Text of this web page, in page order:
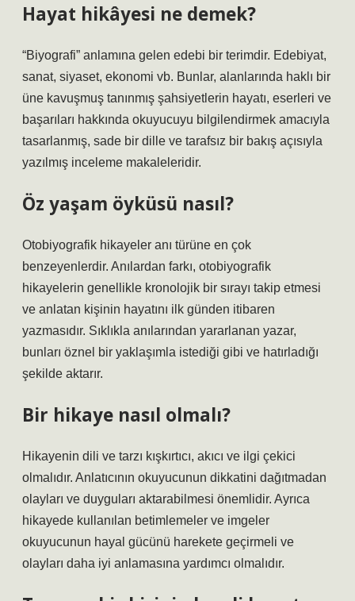
Hayat hikâyesi ne demek?
“Biyografi” anlamına gelen edebi bir terimdir. Edebiyat,
sanat, siyaset, ekonomi vb. Bunlar, alanlarında haklı bir
üne kavuşmuş tanınmış şahsiyetlerin hayatı, eserleri ve
başarıları hakkında okuyucuyu bilgilendirmek amacıyla
tasarlanmış, sade bir dille ve tarafsız bir bakış açısıyla
yazılmış inceleme makaleleridir.
Öz yaşam öyküsü nasıl?
Otobiyografik hikayeler anı türüne en çok
benzeyenlerdir. Anılardan farkı, otobiyografik
hikayelerin genellikle kronolojik bir sırayı takip etmesi
ve anlatan kişinin hayatını ilk günden itibaren
yazmasıdır. Sıklıkla anılarından yararlanan yazar,
bunları öznel bir yaklaşımla istediği gibi ve hatırladığı
şekilde aktarır.
Bir hikaye nasıl olmalı?
Hikayenin dili ve tarzı kışkırtıcı, akıcı ve ilgi çekici
olmalıdır. Anlatıcının okuyucunun dikkatini dağıtmadan
olayları ve duyguları aktarabilmesi önemlidir. Ayrıca
hikayede kullanılan betimlemeler ve imgeler
okuyucunun hayal gücünü harekete geçirmeli ve
olayları daha iyi anlamasına yardımcı olmalıdır.